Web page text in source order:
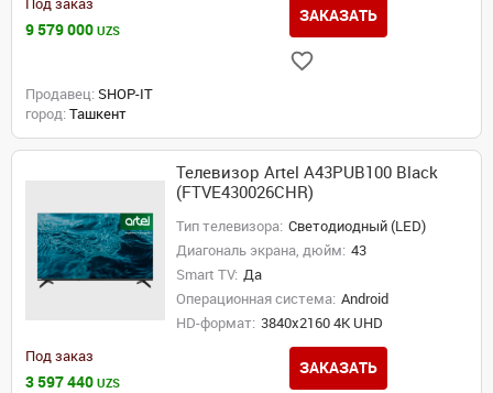
Под заказ
9 579 000 UZS
ЗАКАЗАТЬ
Продавец: SHOP-IT
город: Ташкент
Телевизор Artel A43PUB100 Black
(FTVE430026CHR)
Тип телевизора: Светодиодный (LED)
Диагональ экрана, дюйм: 43
Smart TV: Да
Операционная система: Android
HD-формат: 3840x2160 4K UHD
Под заказ
3 597 440 UZS
ЗАКАЗАТЬ